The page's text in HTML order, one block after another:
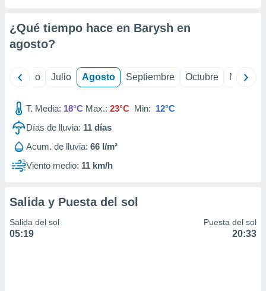
e
mediante
publicidad
publicidad
de
1199
¿Qué tiempo hace en Barysh en
agosto?
Junio Julio Agosto Septiembre Octubre
T. Media: 18°C Max.: 23°C Min: 12°C
Días de lluvia: 11 días
Acum. de lluvia: 66 l/m²
Viento medio: 11 km/h
Salida y Puesta del sol
Salida del sol
05:19
Puesta del sol
20:33